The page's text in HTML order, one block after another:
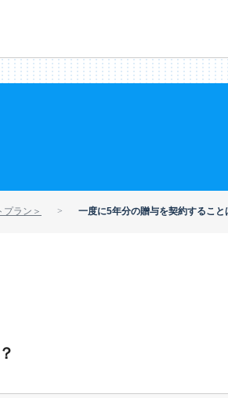
ラン＞ 一度に5年分の贈与を契約すること